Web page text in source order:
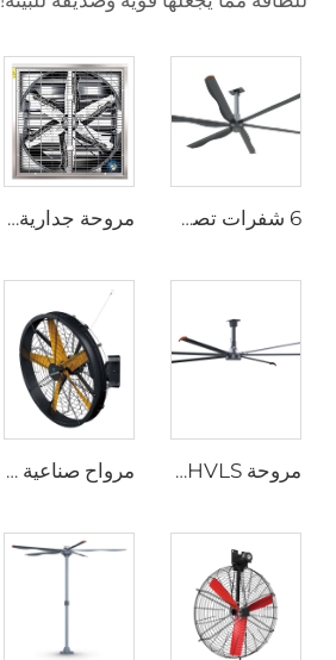
6 شفرات تصميم جديد مروحة سقف تجارية بمحرك AC مروحة جدارية صناعية مقاس 1530 مم للحظائر المغلفة بالزنك والمصنوعة من الفولاذ المقاوم للصدأ
مروحة HVLS بطول 24 قدمًا (7.3 متر) كبيرة الحجم، مروحة سقف صناعية كهربائية لمزارع الأبقار والمستودعات مرواح صناعية مثبتة على الحائط بسرعة عالية جودة عالية مع محرك 220 فولت لمصانع المستشفيات والمطاعم والمزارع والفنادق